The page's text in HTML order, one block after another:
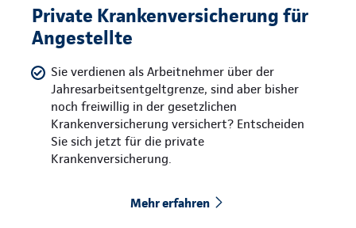
Private Krankenversicherung für
Angestellte
Sie verdienen als Arbeitnehmer über der
Jahresarbeitsentgeltgrenze, sind aber bisher
noch freiwillig in der gesetzlichen
Krankenversicherung versichert? Entscheiden
Sie sich jetzt für die private
Krankenversicherung.
Mehr erfahren